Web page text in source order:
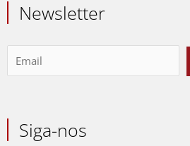
Newsletter
Siga-nos